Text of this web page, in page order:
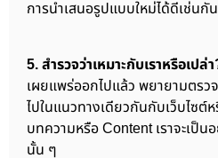
การนำเสนอรูปแบบใหม่ได้ดีเช่นกัน
5. สำรวจว่าเหมาะกับเราหรือเปล่า
เผยแพร่ออกไปแล้ว พยายามตร
ไปในแนวทางเดียวกันกับเว็บไซต์
บทความหรือ Content เราจะเป็นอ
นั้น ๆ